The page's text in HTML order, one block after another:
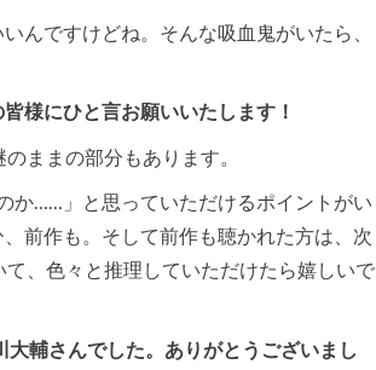
んですけどね。そんな吸血鬼がいたら、
様にひと言お願いいたします！
ままの部分もあります。
か……」と思っていただけるポイントがい
前作も。そして前作も聴かれた方は、次
、色々と推理していただけたら嬉しいで
輔さんでした。ありがとうございまし